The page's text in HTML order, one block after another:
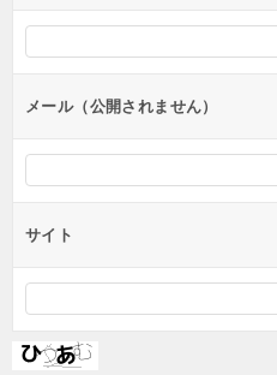
メール（公開されません）
サイト